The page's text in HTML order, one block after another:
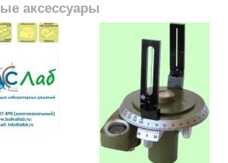
аксессуары